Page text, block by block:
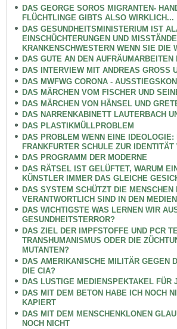
DAS GEORGE SOROS MIGRANTEN-
FLÜCHTLINGE GIBTS ALSO WIRKLICH...
DAS GESUNDHEITSMINISTERIUM IST
EINSCHÜCHTERUNGEN UND
KRANKENSCHWESTERN WENN SIE DIE
DAS GUTE AN DEN AUFRÄUMARBEITEN
DAS INTERVIEW MIT ANDREAS GROSS
DAS MWFWG CORONA -
DAS MÄRCHEN VOM FISCHER UND
DAS MÄRCHEN VON HÄNSEL UND
DAS NARRENKABINETT LAUTERBACH
DAS PLASTIKMÜLLPROBLEM
DAS PROBLEM WENN EINE IDEOLOGIE:
FRANKFURTER SCHULE ZUR IDENTITÄT
DAS PROGRAMM DER MODERNE
DAS RÄTSEL IST GELÜFTET, WARUM
KÜNSTLER IMMER DAS GLEICHE
DAS SYSTEM SCHÜTZT DIE MENSCHEN
VERANTWORTLICH SIND IN DEN MEDIEN
DAS WICHTIGSTE WAS LERNEN WIR
GESUNDHEITSTERROR?
DAS ZIEL DER IMPFSTOFFE UND PCR
TRANSHUMANISMUS ODER DIE
MUTANTEN?
DAS AMERIKANISCHE MILITÄR GEGEN
DIE CIA?
DAS LUSTIGE MEDIENSPEKTAKEL FÜR
DAS MIT DEM BETON HABE ICH NOCH
KAPIERT
DAS MIT DEM MENSCHENKLONEN
NOCH NICHT